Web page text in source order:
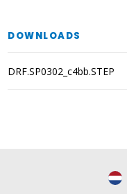
DOWNLOADS
DRF.SP0302_c4bb.STEP